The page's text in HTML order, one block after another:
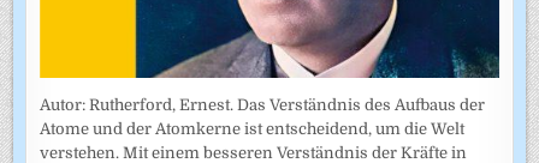
Autor: Rutherford, Ernest. Das Verständnis des Aufbaus der
Atome und der Atomkerne ist entscheidend, um die Welt
verstehen. Mit einem besseren Verständnis der Kräfte in